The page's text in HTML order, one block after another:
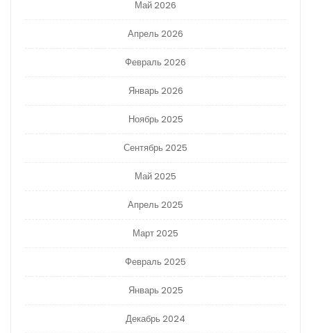
Май 2026
Апрель 2026
Февраль 2026
Январь 2026
Ноябрь 2025
Сентябрь 2025
Май 2025
Апрель 2025
Март 2025
Февраль 2025
Январь 2025
Декабрь 2024